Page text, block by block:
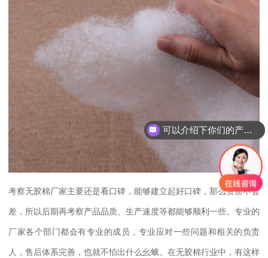
考察无胶棉厂家主要还是看口碑，能够建立起好口碑，那么资质不会
差，所以后期再考察产品品质、生产速度等都能够顺利一些。专业的
厂家各个部门都会有专业的成员，专业应对一些问题和相关的负责
人，售后体系完善，也就不怕出什么幺蛾。在无胶棉行业中，有这样
可以介绍下你们的产品么？